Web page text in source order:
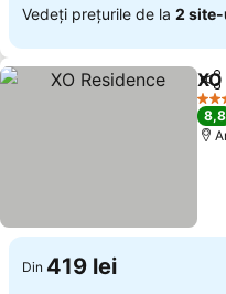
Vedeți prețurile de la 2
3
8,8
Din 419 lei